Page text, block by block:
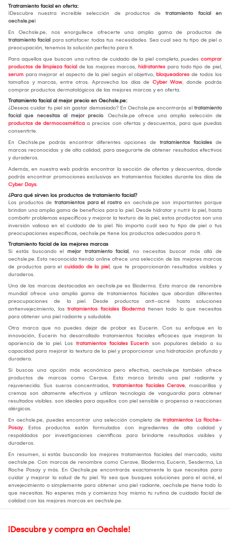
Tratramiento facial en oferta:
¡Descubre nuestra increíble selección de productos de tratamiento facial en
oechsle.pe!
En Oechsle.pe, nos enorgullece ofrecerte una amplia gama de productos de
tratamiento facial para satisfacer todas tus necesidades. Sea cual sea tu tipo de piel o
preocupación, tenemos la solución perfecta para ti.
Para aquellos que buscan una rutina de cuidado de la piel completa, puedes comprar
productos de limpieza facial de las mejores marcas, hidratantes para todo tipo de piel,
serum para mejorar el aspecto de la piel según el objetivo, bloqueadores de todos los
tamaños y marcas, entre otros. Aprovecha los días de Cyber Wow, donde podrás
comprar productos dermatológicos de las mejores marcas y en oferta.
Tratamiento facial al mejor precio en Oechsle.pe:
¿Deseas cuidar tu piel sin gastar demasiado? En Oechsle.pe encontrarás el tratamiento
facial que necesitas al mejor precio. Oechsle.pe ofrece una amplia selección de
productos de dermocosmética a precios con ofertas y descuentos, para que puedas
consentirte.
En Oechsle.pe podrás encontrar diferentes opciones de tratamientos faciales de
marcas reconocidas y de alta calidad, para asegurarte de obtener resultados efectivos
y duraderos.
Además, en nuestra web podrás encontrar la sección de ofertas y descuentos, donde
podrás encontrar promociones exclusivas en tratamientos faciales durante los días de
Cyber Days.
¿Para qué sirven los productos de tratamiento facial?
Los productos de tratamientos para el rostro en oechsle.pe son importantes porque
brindan una amplia gama de beneficios para la piel. Desde hidratar y nutrir la piel, hasta
combatir problemas específicos y mejorar la textura de la piel, estos productos son una
inversión valiosa en el cuidado de la piel. No importa cuál sea tu tipo de piel o tus
preocupaciones específicas, oechsle.pe tiene los productos adecuados para ti.
Tratamiento facial de las mejores marcas
Si estás buscando el mejor tratamiento facial, no necesitas buscar más allá de
oechsle.pe. Esta reconocida tienda online ofrece una selección de las mejores marcas
de productos para el cuidado de la piel, que te proporcionarán resultados visibles y
duraderos.
Una de las marcas destacadas en oechsle.pe es Bioderma. Esta marca de renombre
mundial ofrece una amplia gama de tratamientos faciales que abordan diferentes
preocupaciones de la piel. Desde productos anti-acné hasta soluciones
antienvejecimiento, los tratamientos faciales Bioderma tienen todo lo que necesitas
para obtener una piel radiante y saludable.
Otra marca que no puedes dejar de probar es Eucerin. Con su enfoque en la
innovación, Eucerin ha desarrollado tratamientos faciales eficaces que mejoran la
apariencia de la piel. Los tratamientos faciales Eucerin son populares debido a su
capacidad para mejorar la textura de la piel y proporcionar una hidratación profunda y
duradera.
Si buscas una opción más económica pero efectiva, oechsle.pe también ofrece
productos de marcas como Cerave. Esta marca brinda una piel radiante y
rejuvenecida. Sus sueros concentrados, tratamientos faciales Cerave, mascarillas y
cremas son altamente efectivos y utilizan tecnología de vanguardia para obtener
resultados visibles. son ideales para aquellos con piel sensible o propensa a reacciones
alérgicas.
En oechsle.pe, puedes encontrar una selección completa de tratamientos La Roche-
Posay. Estos productos están formulados con ingredientes de alta calidad y
respaldados por investigaciones científicas para brindarte resultados visibles y
duraderos.
En resumen, si estás buscando los mejores tratamientos faciales del mercado, visita
oechsle.pe. Con marcas de renombre como Cerave, Bioderma, Eucerin, Sesderma, La
Roche Posay y más. En Oechsle.pe encontrarás exactamente lo que necesitas para
cuidar y mejorar la salud de tu piel. Ya sea que busques soluciones para el acné, el
envejecimiento o simplemente para obtener una piel radiante, oechsle.pe tiene todo lo
que necesitas. No esperes más y comienza hoy mismo tu rutina de cuidado facial de
calidad con las mejores marcas en oechsle.pe.
¡Descubre y compra en Oechsle!